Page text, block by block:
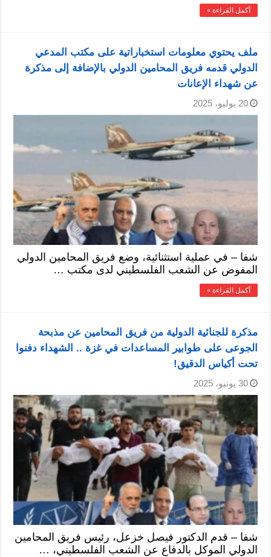
أكمل القراءة »
ملف يحتوي معلومات استخباراتية على مكتب المدعي
الدولي قدمه فريق المحامين الدولي بالإضافة إلى مذكرة
عن شهداء الإعانات
20 يوليو، 2025
شفا – في عملية استثنائية، وضع فريق المحامين الدولي
المفوض عن الشعب الفلسطيني لدى مكتب …
أكمل القراءة »
مذكرة للجنائية الدولية من فريق المحامين عن مذبحة
الجوعى على طوابير المساعدات في غزة .. الشهداء دفنوا
تحت أكياس الدقيق!
30 يونيو، 2025
شفا – قدم الدكتور فيصل خزعل، رئيس فريق المحامين
الدولي الموكل بالدفاع عن الشعب الفلسطيني، …